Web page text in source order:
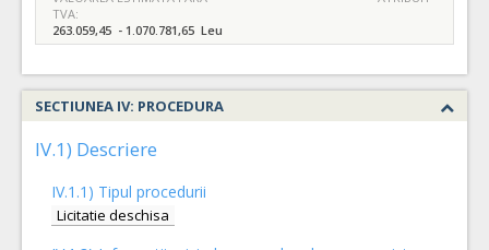
TVA:
263.059,45 - 1.070.781,65 Leu
SECTIUNEA IV: PROCEDURA
IV.1) Descriere
IV.1.1) Tipul procedurii
Licitatie deschisa